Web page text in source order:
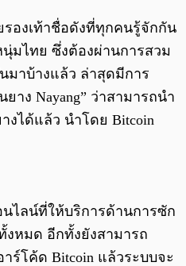
องเท้าชื่อดังที่ทุกคนรู้จักกัน
มไทย ซึ่งต้องผ่านการสวม
มาบ้างแล้ว ล่าสุดมีการ
าง Nayang” ว่าสามารถนำ
งได้แล้ว นำโดย Bitcoin
ไลน์ที่ให้บริการด้านการซัก
หมด อีกทั้งยังสามารถ
ร์โค้ด Bitcoin แล้วระบบจะ